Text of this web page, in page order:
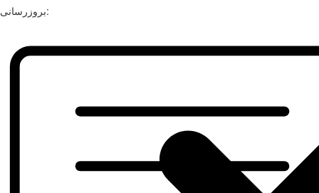
بروزرسانی: